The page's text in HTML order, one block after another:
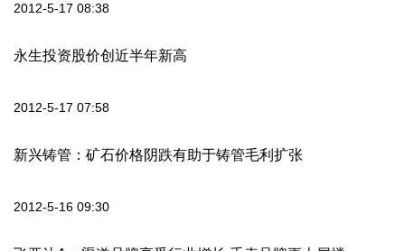
2012-5-17 08:38
永生投资股价创近半年新高
2012-5-17 07:58
新兴铸管：矿石价格阴跌有助于铸管毛利扩张
2012-5-16 09:30